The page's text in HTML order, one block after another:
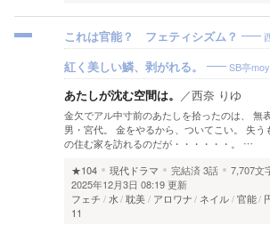
これは官能？ フェティシズム？
紅く美しい鱗、剥がれる。 SB亭
あたしが沈む空間は。 ／西奈 りゆ
金欠でアル中寸前のあたしを拾ったのは、 無
男・宮代。 金をやるから、ついてこい。 失
の住む家を訪れるのだが・・・・・・。 …
★104
現代ドラマ 完結済3話
7,707文
2025年12月3日 08:19 更新
フェチ
水 耽美 アロワナ ネイル 官能
11